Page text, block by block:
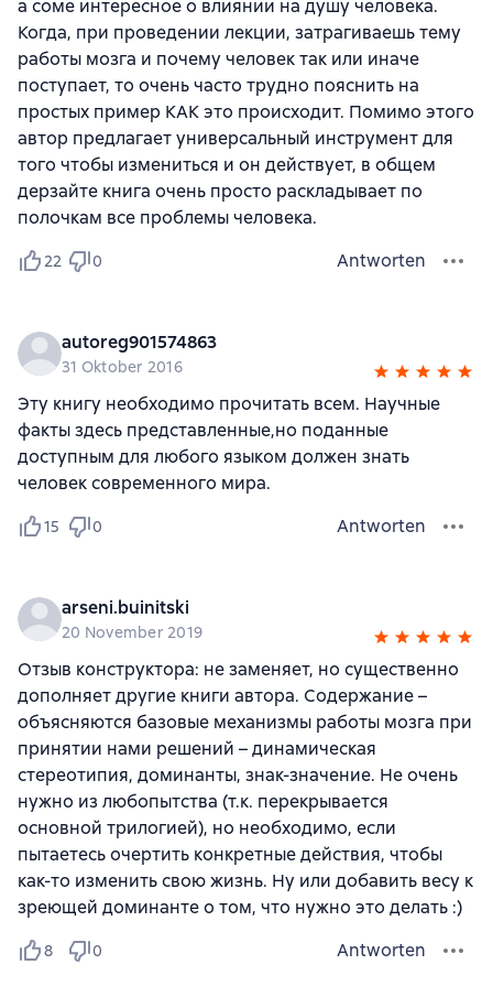
а соме интересное о влиянии на душу человека.
Когда, при проведении лекции, затрагиваешь тему
работы мозга и почему человек так или иначе
поступает, то очень часто трудно пояснить на
простых пример КАК это происходит. Помимо этого
автор предлагает универсальный инструмент для
того чтобы измениться и он действует, в общем
дерзайте книга очень просто раскладывает по
полочкам все проблемы человека.
22 0 Antworten
autoreg901574863
31 Oktober 2016
Эту книгу необходимо прочитать всем. Научные
факты здесь представленные,но поданные
доступным для любого языком должен знать
человек современного мира.
15 0 Antworten
arseni.buinitski
20 November 2019
Отзыв конструктора: не заменяет, но существенно
дополняет другие книги автора. Содержание –
объясняются базовые механизмы работы мозга при
принятии нами решений – динамическая
стереотипия, доминанты, знак-значение. Не очень
нужно из любопытства (т.к. перекрывается
основной трилогией), но необходимо, если
пытаетесь очертить конкретные действия, чтобы
как-то изменить свою жизнь. Ну или добавить весу к
зреющей доминанте о том, что нужно это делать :)
8 0 Antworten